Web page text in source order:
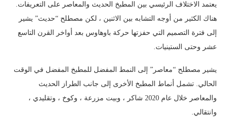
مطبخ أسود معاصر
يعتمد الاختلاف الرئيسي بين المطبخ الحديث والمعاصر على التعريفات.
هناك الكثير من أوجه التشابه بين الاثنين ، لكن مصطلح “حديث” يشير
إلى فترة التصميم التي حفزتها حركة باوهاوس بعد أواخر القرن التاسع
عشر وحتى الستينيات.
يشير مصطلح “معاصر” إلى النمط المفضل للمطبخ المفضل في الوقت
الحالي. تشمل أنماط المطبخ الأخرى إلى جانب الطراز الحديث
والمعاصر خلال عام 2020 شاكر ، وبيت مزرعة ، وكوخ ، وتقليدي ،
وانتقالي.